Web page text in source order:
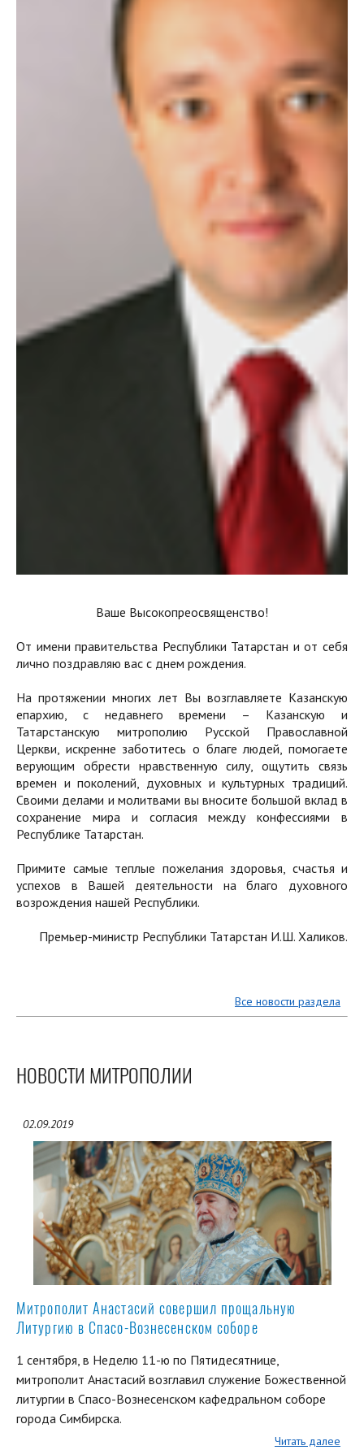
Ваше Высокопреосвященство!
От имени правительства Республики Татарстан и от себя
лично поздравляю вас с днем рождения.
На протяжении многих лет Вы возглавляете Казанскую
епархию, с недавнего времени – Казанскую и
Татарстанскую митрополию Русской Православной
Церкви, искренне заботитесь о благе людей, помогаете
верующим обрести нравственную силу, ощутить связь
времен и поколений, духовных и культурных традиций.
Своими делами и молитвами вы вносите большой вклад в
сохранение мира и согласия между конфессиями в
Республике Татарстан.
Примите самые теплые пожелания здоровья, счастья и
успехов в Вашей деятельности на благо духовного
возрождения нашей Республики.
Премьер-министр Республики Татарстан И.Ш. Халиков.
Все новости раздела
НОВОСТИ МИТРОПОЛИИ
02.09.2019
Митрополит Анастасий совершил прощальную
Литургию в Спасо-Вознесенском соборе
1 сентября, в Неделю 11-ю по Пятидесятнице,
митрополит Анастасий возглавил служение Божественной
литургии в Спасо-Вознесенском кафедральном соборе
города Симбирска.
Читать далее